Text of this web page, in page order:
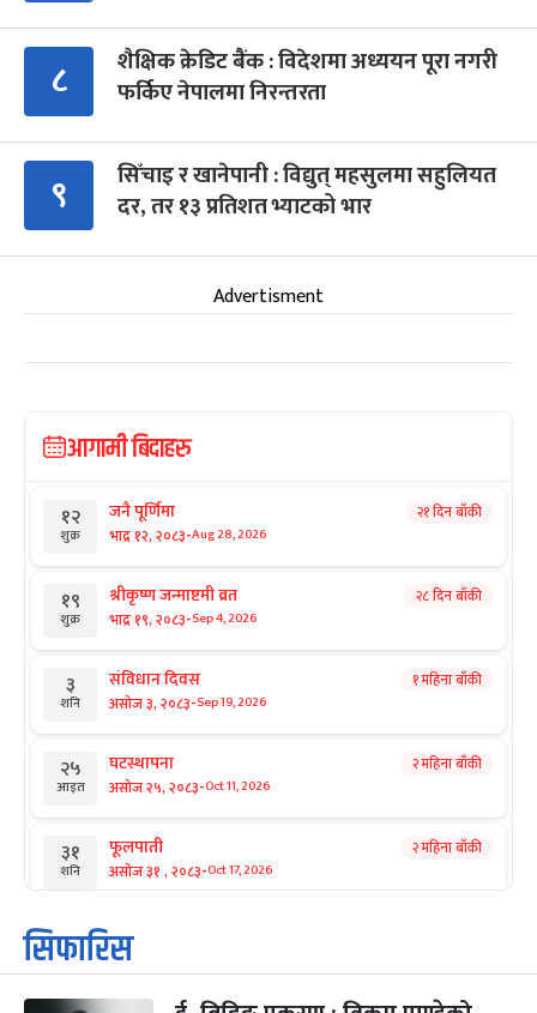
८
शैक्षिक क्रेडिट बैंक : विदेशमा अध्ययन पूरा नगरी
फर्किए नेपालमा निरन्तरता
९
सिँचाइ र खानेपानी : विद्युत् महसुलमा सहुलियत
दर, तर १३ प्रतिशत भ्याटको भार
Advertisment
आगामी बिदाहरु
१२
शुक्र
जनै पूर्णिमा
भाद्र १२, २०८३-Aug 28, 2026
२१ दिन बाँकी
१९
शुक्र
श्रीकृष्ण जन्माष्टमी व्रत
भाद्र १९, २०८३-Sep 4, 2026
२८ दिन बाँकी
३
शनि
संविधान दिवस
असोज ३, २०८३-Sep 19, 2026
१ महिना बाँकी
२५
आइत
घटस्थापना
असोज २५, २०८३-Oct 11, 2026
२ महिना बाँकी
३१
शनि
फूलपाती
असोज ३१ , २०८३-Oct 17, 2026
२ महिना बाँकी
१
आइत
कार्तिक सङ्क्रान्ति
कार्तिक १, २०८३
सिफारिस